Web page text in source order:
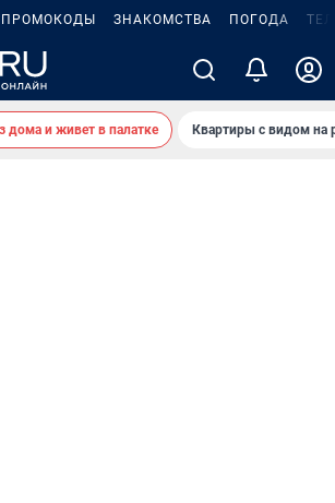
ПРОМОКОДЫ ЗНАКОМСТВА ПОГОДА
дома и живет в палатке Квартиры с видом на